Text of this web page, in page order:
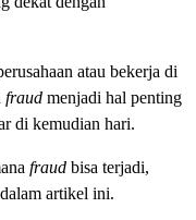
atau bekerja di
fraud menjadi hal penting
di kemudian hari.
fraud bisa terjadi,
artikel ini.